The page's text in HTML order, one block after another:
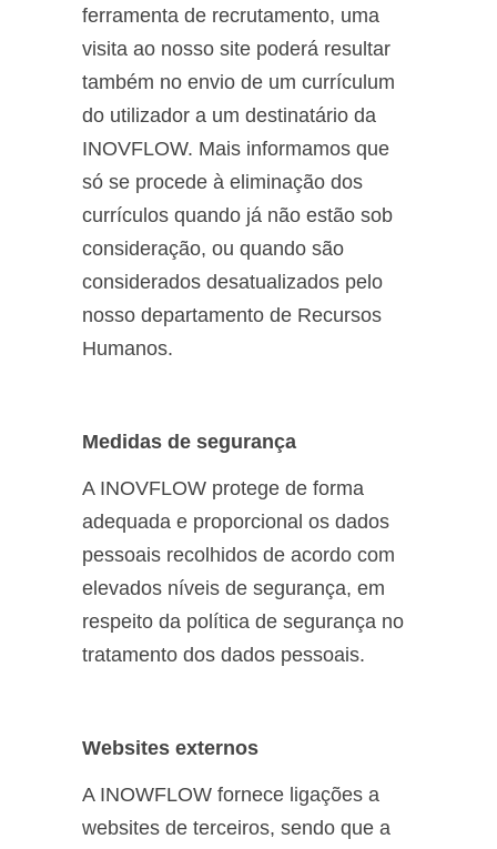
ferramenta de recrutamento, uma
visita ao nosso site poderá resultar
também no envio de um currículum
do utilizador a um destinatário da
INOVFLOW. Mais informamos que
só se procede à eliminação dos
currículos quando já não estão sob
consideração, ou quando são
considerados desatualizados pelo
nosso departamento de Recursos
Humanos.
Medidas de segurança
A INOVFLOW protege de forma
adequada e proporcional os dados
pessoais recolhidos de acordo com
elevados níveis de segurança, em
respeito da política de segurança no
tratamento dos dados pessoais.
Websites externos
A INOWFLOW fornece ligações a
websites de terceiros, sendo que a